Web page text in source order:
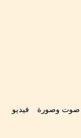
صوت وصورة فيديو